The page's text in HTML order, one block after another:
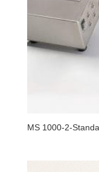
MS 1000-2-